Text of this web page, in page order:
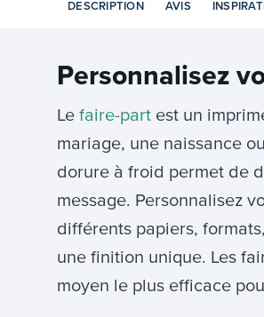
DESCRIPTION AVIS
Personnalisez
Le faire-part est un
mariage, une naissance
dorure à froid permet de
message. Personnalisez
différents papiers,
une finition unique. Les
moyen le plus efficace